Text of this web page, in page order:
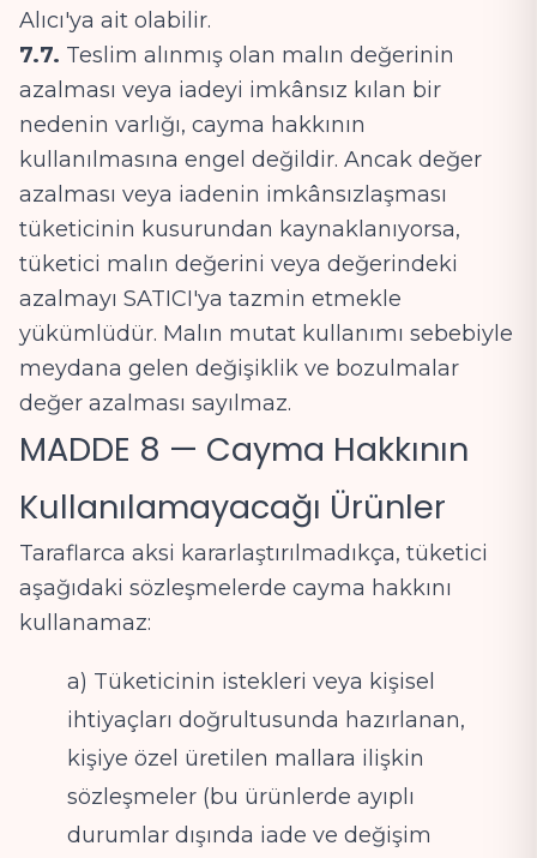
Alıcı'ya ait olabilir.
7.7. Teslim alınmış olan malın değerinin
azalması veya iadeyi imkânsız kılan bir
nedenin varlığı, cayma hakkının
kullanılmasına engel değildir. Ancak değer
azalması veya iadenin imkânsızlaşması
tüketicinin kusurundan kaynaklanıyorsa,
tüketici malın değerini veya değerindeki
azalmayı SATICI'ya tazmin etmekle
yükümlüdür. Malın mutat kullanımı sebebiyle
meydana gelen değişiklik ve bozulmalar
değer azalması sayılmaz.
MADDE 8 — Cayma Hakkının
Kullanılamayacağı Ürünler
Taraflarca aksi kararlaştırılmadıkça, tüketici
aşağıdaki sözleşmelerde cayma hakkını
kullanamaz:
a) Tüketicinin istekleri veya kişisel
ihtiyaçları doğrultusunda hazırlanan,
kişiye özel üretilen mallara ilişkin
sözleşmeler (bu ürünlerde ayıplı
durumlar dışında iade ve değişim